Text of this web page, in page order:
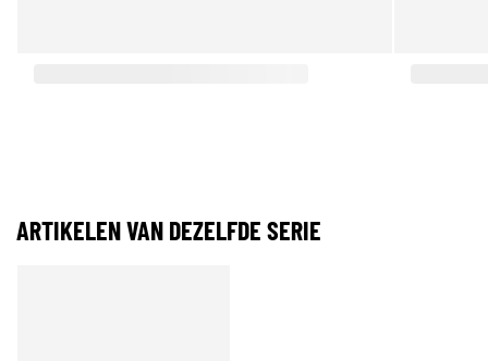
ARTIKELEN VAN DEZELFDE SERIE